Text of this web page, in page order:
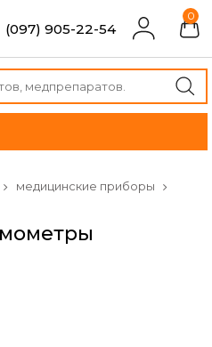
(097) 905-22-54
0
медицинские приборы